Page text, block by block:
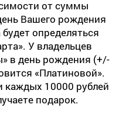
от суммы
Вашего рождения
определяться
У владельцев
в день рождения (+/-
«Платиновой».
каждых 10000 рублей
подарок.